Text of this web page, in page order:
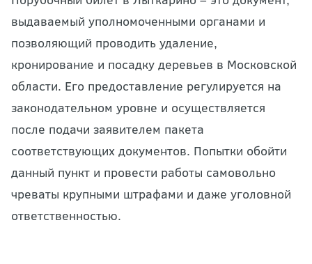
выдаваемый уполномоченными органами и
позволяющий проводить удаление,
кронирование и посадку деревьев в Московской
области. Его предоставление регулируется на
законодательном уровне и осуществляется
после подачи заявителем пакета
соответствующих документов. Попытки обойти
данный пункт и провести работы самовольно
чреваты крупными штрафами и даже уголовной
ответственностью.